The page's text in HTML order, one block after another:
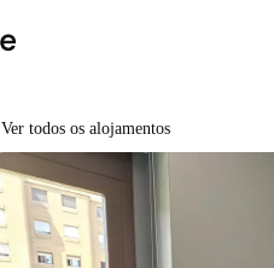
Ver todos os alojamentos